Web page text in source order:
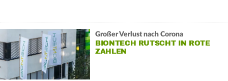
Großer Verlust nach Corona
BIONTECH RUTSCHT IN ROTE
ZAHLEN